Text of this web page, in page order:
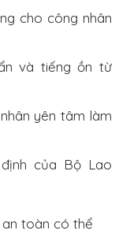
cho công nhân
và tiếng ồn từ
yên tâm làm
của Bộ Lao
toàn có thể